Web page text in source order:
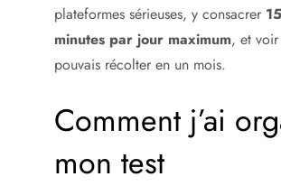
plateformes sérieuses, y consacrer
minutes par jour maximum, et
pouvais récolter en un mois.
Comment j’ai
mon test